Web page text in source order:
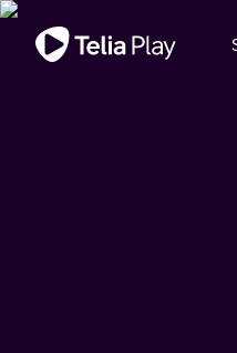
Viktigt meddelande